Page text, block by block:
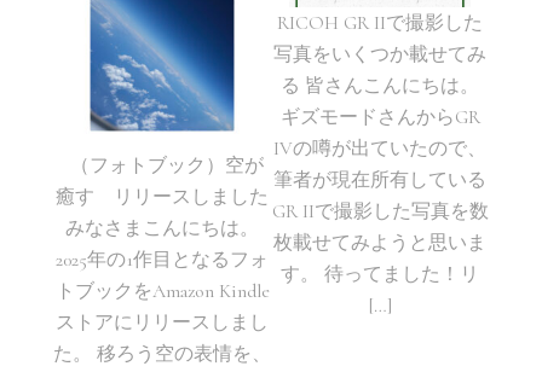
（フォトブック）空が
癒す リリースしました
みなさまこんにちは。
2025年の1作目となるフォ
トブックをAmazon Kindle
ストアにリリースしまし
た。 移ろう空の表情を、
RICOH GR IIで撮影した
写真をいくつか載せてみ
る 皆さんこんにちは。
ギズモードさんからGR
IVの噂が出ていたので、
筆者が現在所有している
GR IIで撮影した写真を数
枚載せてみようと思いま
す。 待ってました！リ
[…]